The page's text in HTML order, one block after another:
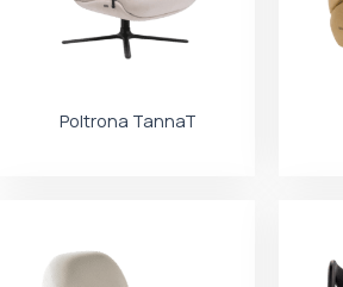
Poltrona TannaT